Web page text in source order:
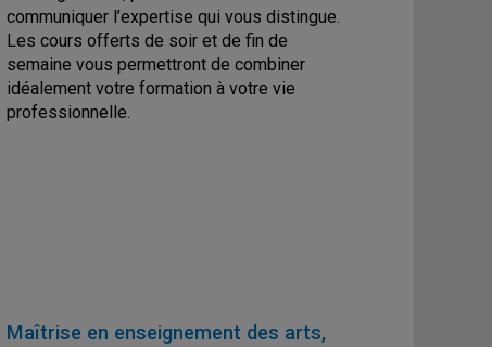
communiquer l’expertise qui vous distingue.
Les cours offerts de soir et de fin de
semaine vous permettront de combiner
idéalement votre formation à votre vie
professionnelle.
Maîtrise en enseignement des arts,